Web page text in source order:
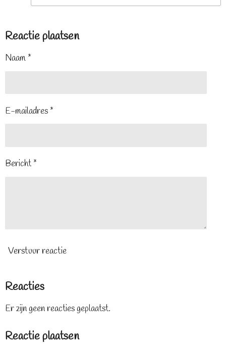
Reactie plaatsen
Naam *
E-mailadres *
Bericht *
Verstuur reactie
Reacties
Er zijn geen reacties geplaatst.
Reactie plaatsen